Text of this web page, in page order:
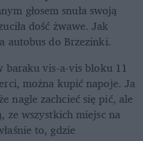
głosem snuła swoją
dość żwawe. Jak
autobus do Brzezinki.
baraku vis-a-vis bloku 11
można kupić napoje. Ja
nagle zachcieć się pić, ale
ze wszystkich miejsc na
to, gdzie